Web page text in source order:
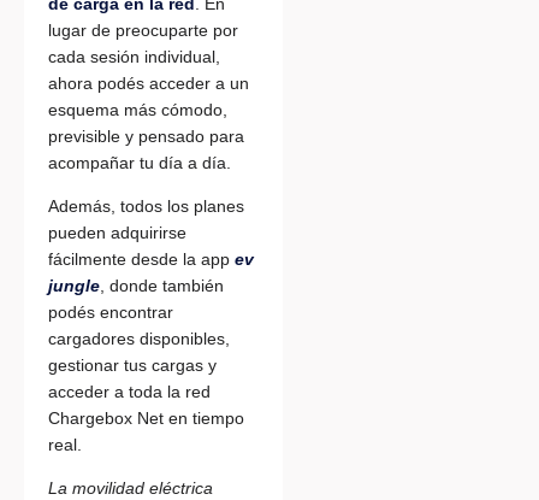
lugar de preocuparte por
cada sesión individual,
ahora podés acceder a un
esquema más cómodo,
previsible y pensado para
acompañar tu día a día.
Además, todos los planes
pueden adquirirse
fácilmente desde la app ev
jungle , donde también
podés encontrar
cargadores disponibles,
gestionar tus cargas y
acceder a toda la red
Chargebox Net en tiempo
real.
La movilidad eléctrica